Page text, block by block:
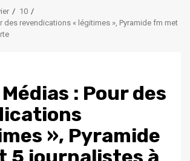
10
des revendications « légitimes », Pyramide fm met
: Pour des
», Pyramide